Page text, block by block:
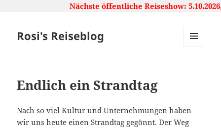
Nächste öffentliche Reiseshow:
Rosi's Reiseblog
Endlich ein Strandtag
Nach so viel Kultur und Unternehmungen haben
wir uns heute einen Strandtag gegönnt. Der Weg